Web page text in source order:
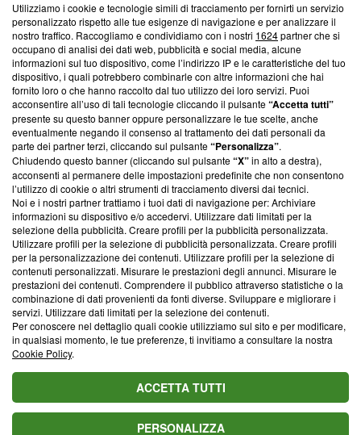
Questa sezione offre informazioni trasparenti su Blasting
News, sui nostri processi editoriali e su come ci impegniamo a
creare news di qualità. Inoltre, afferma la nostra aderenza a
‘Trust Project - News with Integrity’Blasting News non è
ancora membro del programma, ma ha richiesto di farne
parte; Trust Project non ha ancora effettuato una verifica di
conformità agli standard.
Su di noi
Team editoriale
Corporate
Redazione
Informativa Privacy
Cookie Policy
Blasting SA, IDI CHE-247.845.224, Via Carlo Frasca, 3 - 6900
Lugano (Svizzera) Tel:+39 0690258937
© 2026 Blasting News
Utilizziamo i cookie e tecnologie simili di tracciamento per fornirti un servizio
personalizzato rispetto alle tue esigenze di navigazione e per analizzare il
nostro traffico. Raccogliamo e condividiamo con i nostri 1624partner che si
occupano di analisi dei dati web, pubblicità e social media, alcune
informazioni sul tuo dispositivo, come l’indirizzo IP e le caratteristiche del tuo
dispositivo, i quali potrebbero combinarle con altre informazioni che hai
fornito loro o che hanno raccolto dal tuo utilizzo dei loro servizi. Puoi
acconsentire all’uso di tali tecnologie cliccando il pulsante“Accetta tutti”
presente su questo banner oppure personalizzare le tue scelte, anche
eventualmente negando il consenso al trattamento dei dati personali da
parte dei partner terzi, cliccando sul pulsante“Personalizza”.
Chiudendo questo banner (cliccando sul pulsante“X”in alto a destra),
acconsenti al permanere delle impostazioni predefinite che non consentono
l’utilizzo di cookie o altri strumenti di tracciamento diversi dai tecnici.
Noi e i nostri partner trattiamo i tuoi dati di navigazione per: Archiviare
informazioni su dispositivo e/o accedervi. Utilizzare dati limitati per la
selezione della pubblicità. Creare profili per la pubblicità personalizzata.
Utilizzare profili per la selezione di pubblicità personalizzata. Creare profili
per la personalizzazione dei contenuti. Utilizzare profili per la selezione di
contenuti personalizzati. Misurare le prestazioni degli annunci. Misurare le
prestazioni dei contenuti. Comprendere il pubblico attraverso statistiche o la
combinazione di dati provenienti da fonti diverse. Sviluppare e migliorare i
servizi. Utilizzare dati limitati per la selezione dei contenuti.
Per conoscere nel dettaglio quali cookie utilizziamo sul sito e per modificare,
in qualsiasi momento, le tue preferenze, ti invitiamo a consultare la nostra
Cookie Policy.
ACCETTA TUTTI
PERSONALIZZA